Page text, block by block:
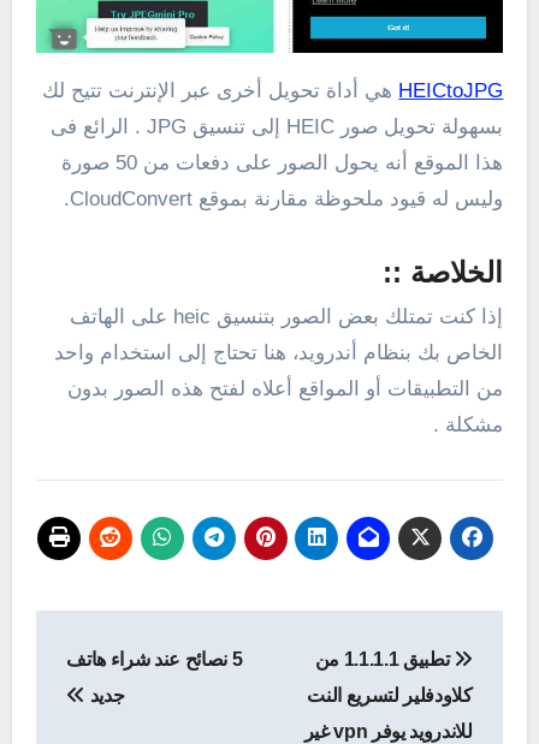
HEICtoJPG هي أداة تحويل أخرى عبر الإنترنت تتيح لك
بسهولة تحويل صور HEIC إلى تنسيق JPG . الرائع فى
هذا الموقع أنه يحول الصور على دفعات من 50 صورة
وليس له قيود ملحوظة مقارنة بموقع CloudConvert.
الخلاصة ::
إذا كنت تمتلك بعض الصور بتنسيق heic على الهاتف
الخاص بك بنظام أندرويد، هنا تحتاج إلى استخدام واحد
من التطبيقات أو المواقع أعلاه لفتح هذه الصور بدون
مشكلة .
المقالات
تطبيق 1.1.1.1 من
كلاودفلير لتسريع النت
للاندرويد يوفر vpn غير
5 نصائح عند شراء هاتف
جديد